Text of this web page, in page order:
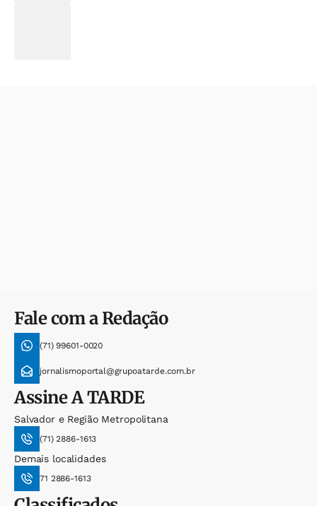
Fale com a Redação
(71) 99601-0020
jornalismoportal@grupoatarde.com.br
AssineA TARDE
Salvador e Região Metropolitana
(71) 2886-1613
Demais localidades
71 2886-1613